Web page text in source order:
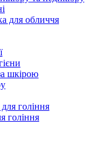
для обличчя
шкірою
гоління
гоління